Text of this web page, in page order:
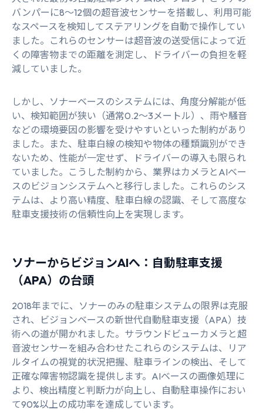
バンパーに8～12個の超音波センサーを搭載し、利用可能
なスペースを検知してステアリングを自動で操作してい
ました。これらのセンサーは超音波の送受信によって近
くの障害物までの距離を測定し、ドライバーの負担を軽
減していました。
しかし、ソナーベースのシステムには、角度分解能が低
い、検知範囲が狭い（通常0.2～3メートル）、雨や騒音
などの環境要因の影響を受けやすいといった制約があり
ました。また、駐車白線の検知や物体の種類識別ができ
ないため、性能が一定せず、ドライバーの導入も限られ
ていました。こうした制約から、業界はカメラとAIベー
スのビジョンシステムへと移行しました。これらのシス
テムは、より高い精度、駐車白線の認識、そして高度な
駐車支援技術の信頼性向上を実現します。
ソナーからビジョンAIへ：自動駐車支援
（APA）の台頭
2018年までに、ソナーのみの駐車システムの限界は克服
され、ビジョンベースの新世代自動駐車支援（APA）技
術への道が開かれました。サラウンドビューカメラと超
音波センサーを組み合わせたこれらのシステムは、リア
ルタイムの視覚的状況把握、駐車ラインの検出、そして
正確な障害物認識を提供します。AIベースの画像処理に
より、検出精度と判断力が向上し、自動駐車操作におい
て90%以上の成功率を達成しています。